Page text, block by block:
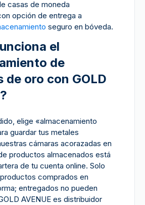
casas de moneda
opción de entrega a
seguro en bóveda.
el
de
de oro con GOLD
elige «almacenamiento
guardar tus metales
cámaras acorazadas en
productos almacenados está
de tu cuenta online. Solo
comprados en
entregados no pueden
AVENUE es distribuidor